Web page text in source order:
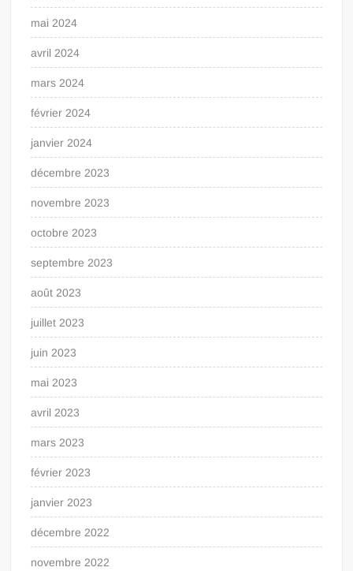
mai 2024
avril 2024
mars 2024
février 2024
janvier 2024
décembre 2023
novembre 2023
octobre 2023
septembre 2023
août 2023
juillet 2023
juin 2023
mai 2023
avril 2023
mars 2023
février 2023
janvier 2023
décembre 2022
novembre 2022